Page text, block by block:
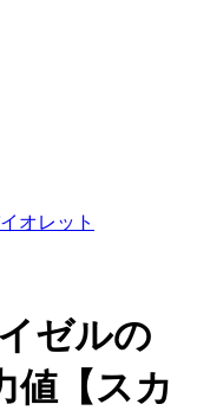
オレット
ゼルの
値【スカ